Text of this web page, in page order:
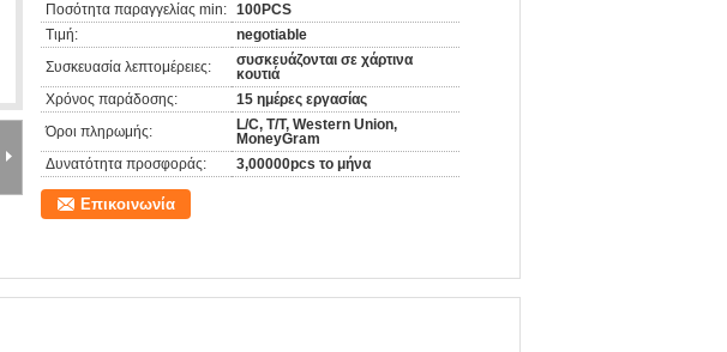
Ποσότητα παραγγελίας min: 100PCS
Τιμή:
negotiable
Συσκευασία λεπτομέρειες:
συσκευάζονται σε χάρτινα
κουτιά
Χρόνος παράδοσης:
15 ημέρες εργασίας
Όροι πληρωμής:
L/C, T/T, Western Union,
MoneyGram
Δυνατότητα προσφοράς:
3,00000pcs το μήνα
Επικοινωνία